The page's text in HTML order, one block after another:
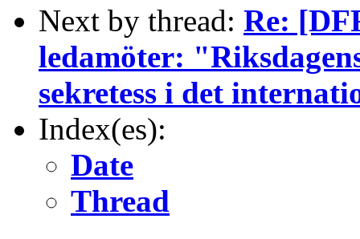
Next by thread: Re:
ledamöter:
sekretess i det
Index(es):
Date
Thread